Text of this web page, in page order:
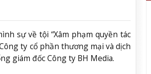
sự về tội “Xâm phạm quyền tác
ty cổ phần thương mại và dịch
giám đốc Công ty BH Media.